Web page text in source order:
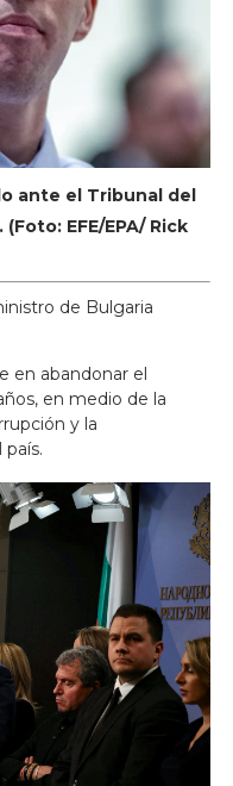
ante el Tribunal del
EFE/EPA/ Rick
de Bulgaria
en abandonar el
en medio de la
y la